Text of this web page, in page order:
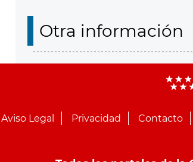
Otra información
Aviso Legal Privacidad Contacto